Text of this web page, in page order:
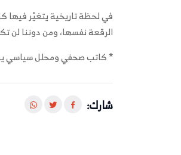
في لحظة تاريخية يتغيّر
الرقعة نفسها، ومن دوننا لن
* كاتب صحفي ومحلل سياسي
شارك: